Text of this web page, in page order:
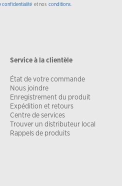
confidentialité et nos conditions.
Service à la clientèle
État de votre commande
Nous joindre
Enregistrement du produit
Expédition et retours
Centre de services
Trouver un distributeur local
Rappels de produits